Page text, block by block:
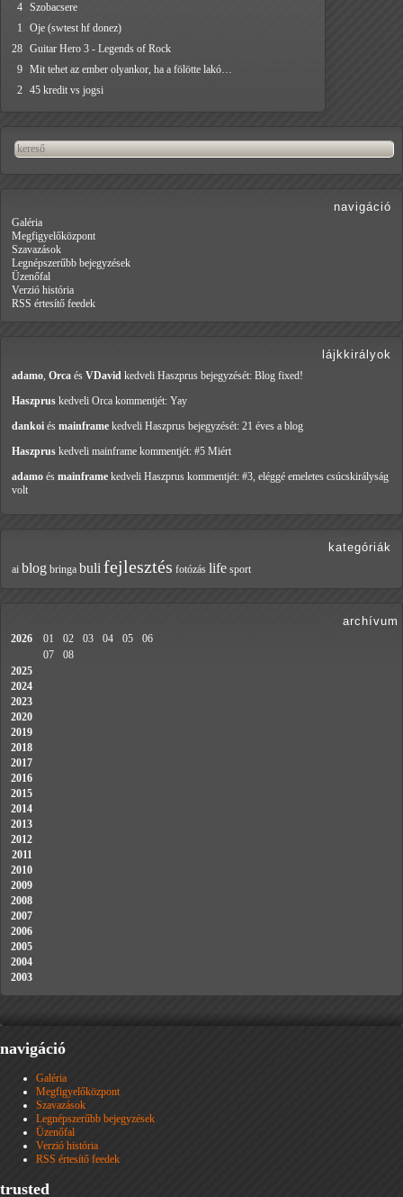
4 Szobacsere
1
Oje (swtest hf donez)
28 Guitar Hero 3 - Legends of Rock
9 Mit tehet az ember olyankor, ha a fölötte lakó…
2 45 kredit vs jogsi
navigáció
Galéria
Megfigyelőközpont
Szavazások
Legnépszerűbb bejegyzések
Üzenőfal
Verzió história
RSS értesítő feedek
lájkkirályok
adamo, Orca és VDavid kedveli Haszprus bejegyzését: Blog fixed!
Haszprus kedveli Orca kommentjét: Yay
dankoi és mainframe kedveli Haszprus bejegyzését: 21 éves a blog
Haszprus kedveli mainframe kommentjét: #5 Miért
adamo és mainframe kedveli Haszprus kommentjét: #3, eléggé emeletes csúcskirályság
volt
kategóriák
ai blog bringa bulifejlesztés fotózás life sport
archívum
2026 01 02 03 04 05
06
07
08
2025
2024
2023
2020
2019
2018
2017
2016
2015
2014
2013
2012
2011
2010
2009
2008
2007
2006
2005
2004
2003
navigáció
Galéria
Megfigyelőközpont
Szavazások
Legnépszerűbb bejegyzések
Üzenőfal
Verzió história
RSS értesítő feedek
trusted